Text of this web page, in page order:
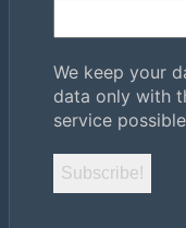
We keep your
data only with
service